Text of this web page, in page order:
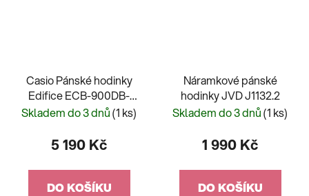
Casio Pánské hodinky
Edifice ECB-900DB-
1AER
Skladem do 3 dnů(1 ks)
5 190 Kč
DO KOŠÍKU
Náramkové pánské
hodinky JVD J1132.2
Skladem do 3 dnů(1 ks)
1 990 Kč
DO KOŠÍKU